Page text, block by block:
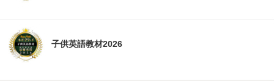
子供英語教材2026